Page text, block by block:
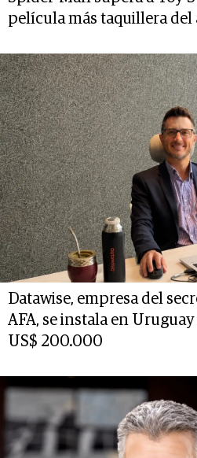
película más taquillera del
Datawise, empresa del
AFA, se instala en
US$ 200.000